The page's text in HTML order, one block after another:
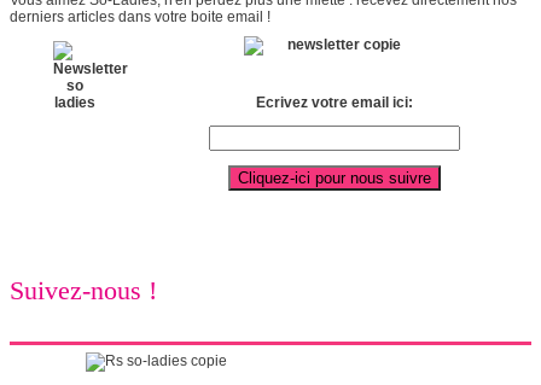
derniers articles dans votre boite email !
Ecrivez votre email ici:
Suivez-nous !